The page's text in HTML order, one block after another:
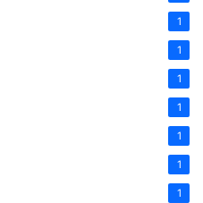
1
1
1
1
1
1
1